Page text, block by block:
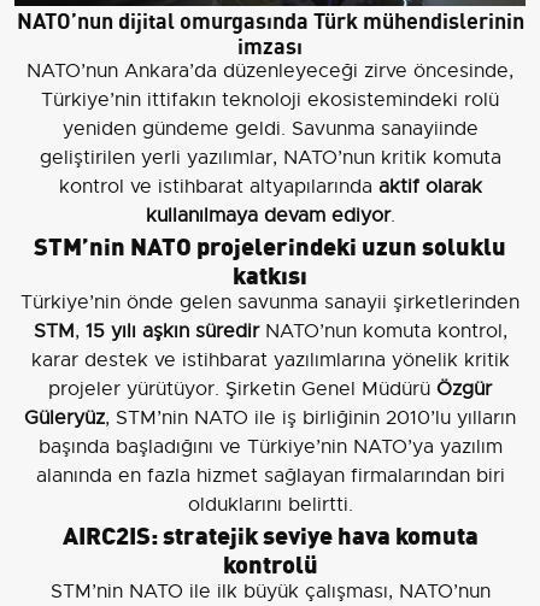
NATO’nun dijital omurgasında Türk mühendislerinin
imzası
NATO’nun Ankara’da düzenleyeceği zirve öncesinde,
Türkiye’nin ittifakın teknoloji ekosistemindeki rolü
yeniden gündeme geldi. Savunma sanayiinde
geliştirilen yerli yazılımlar, NATO’nun kritik komuta
kontrol ve istihbarat altyapılarında aktif olarak
kullanılmaya devam ediyor.
STM’nin NATO projelerindeki uzun soluklu
katkısı
Türkiye’nin önde gelen savunma sanayii şirketlerinden
STM, 15 yılı aşkın süredirNATO’nun komuta kontrol,
karar destek ve istihbarat yazılımlarına yönelik kritik
projeler yürütüyor. Şirketin Genel Müdürü Özgür
Güleryüz, STM’nin NATO ile iş birliğinin 2010’lu yılların
başında başladığını ve Türkiye’nin NATO’ya yazılım
alanında en fazla hizmet sağlayan firmalarından biri
olduklarını belirtti.
AIRC2IS: stratejik seviye hava komuta
kontrolü
STM’nin NATO ile ilk büyük çalışması, NATO’nun